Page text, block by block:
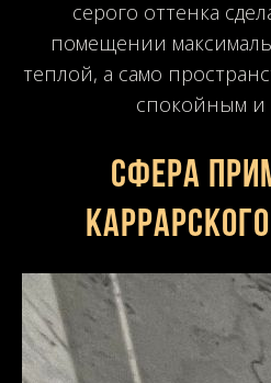
серого оттенка
помещении
теплой, а само
спокойным и
Сфера